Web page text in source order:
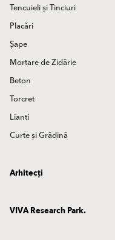
Tencuieli și Tinciuri
Placări
Șape
Mortare de Zidărie
Beton
Torcret
Lianti
Curte și Grădină
Arhitecți
VIVA Research Park.